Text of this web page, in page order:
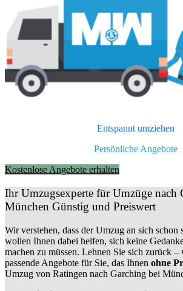
Entspannt umziehen
Persönliche Angebote
Kostenlose Angebote erhalten
Ihr Umzugsexperte für Umzüge nach
München Günstig und Preiswert
Wir verstehen, dass der Umzug an sich schon
wollen Ihnen dabei helfen, sich keine
machen zu müssen. Lehnen Sie sich zurück –
passende Angebote für Sie, das Ihnen ohne
Umzug von Ratingen nach Garching bei